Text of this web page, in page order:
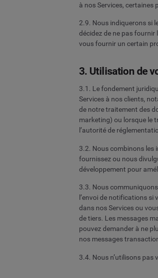
à nos Services, certaines
2.9. Nous indiquerons si
décidez de ne pas fournir
vous fournir un certain
3. Utilisation de
3.1. Le fondement
Services à nos clients,
de notre traitement des
marketing) ou lorsque le
l’autorité de
3.2. Nous combinons les
fournissez ou nous
développement pour
3.3. Nous
l’envoi de notifications
dans nos Services ou
de tiers. Les messages
pouvez demander à ne
nos messages
3.4. Nous n’utilisons